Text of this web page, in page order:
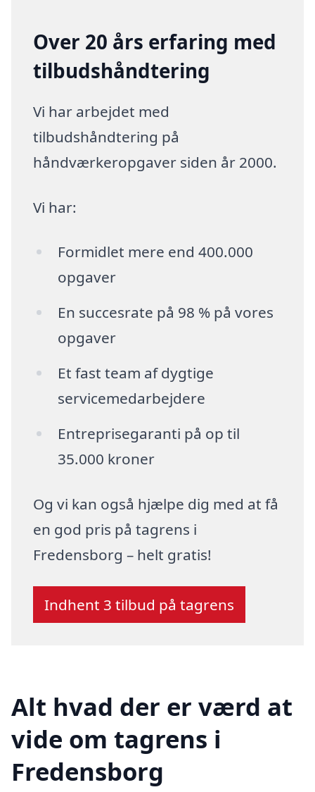
Over 20 års erfaring med
tilbudshåndtering
Vi har arbejdet med
tilbudshåndtering på
håndværkeropgaver siden år 2000.
Vi har:
Formidlet mere end 400.000
opgaver
En succesrate på 98 % på vores
opgaver
Et fast team af dygtige
servicemedarbejdere
Entreprisegaranti på op til
35.000 kroner
Og vi kan også hjælpe dig med at få
en god pris på tagrens i
Fredensborg – helt gratis!
Indhent 3 tilbud på tagrens
Alt hvad der er værd at
vide om tagrens i
Fredensborg